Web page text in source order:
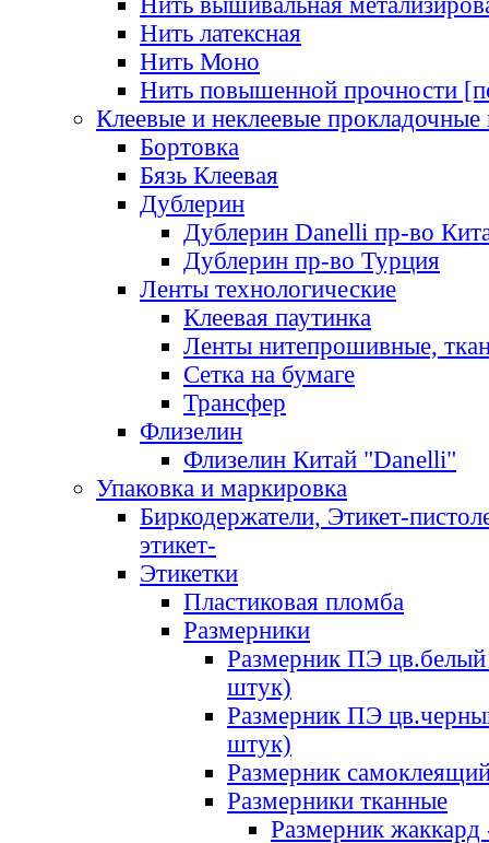
Нить латексная
Нить Моно
Нить повышенной прочности
Клеевые и неклеевые прокладочные
Бортовка
Бязь Клеевая
Дублерин
Дублерин Danelli пр-во
Дублерин пр-во Турция
Ленты технологические
Клеевая паутинка
Ленты нитепрошивные,
Сетка на бумаге
Трансфер
Флизелин
Флизелин Китай "Danelli"
Упаковка и маркировка
Биркодержатели, Этикет-
этикет-
Этикетки
Пластиковая пломба
Размерники
Размерник ПЭ цв.белый
штук)
Размерник ПЭ
штук)
Размерник
Размерники тканные
Размерник